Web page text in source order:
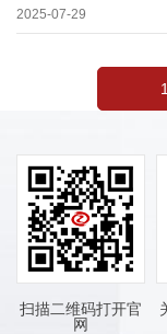
2025-07-29
1
扫描二维码打开官
网